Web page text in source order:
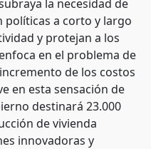
la necesidad de
a corto y largo
y protejan a los
en el problema de
de los costos
en esta sensación de
destinará 23.000
de vivienda
innovadoras y